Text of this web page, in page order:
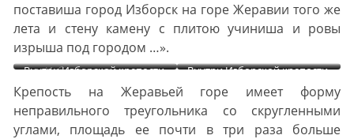
поставиша город Изборск на горе Жеравии того же
лета и стену камену с плитою учиниша и ровы
изрыша под городом …».
Изборская крепость
Внутри Изборской крепости.
Внутри Изборской крепости.
Вид на башни Вышка и
Рябиновка
Внутри Изборской крепости.
Вид со смотровой площадки
башни Луковка
Крепость на Жеравьей горе имеет форму
неправильного треугольника со скругленными
углами, площадь ее почти в три раза больше